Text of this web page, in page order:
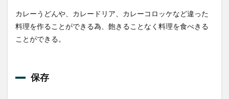
カレーうどんや、カレードリア、カレーコロッケなど違った
料理を作ることができる為、飽きることなく料理を食べきる
ことができる。
保存